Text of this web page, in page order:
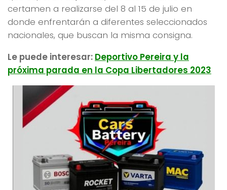
certamen a realizarse del 8 al 15 de julio en
donde enfrentarán a diferentes seleccionados
nacionales, que buscan la misma consigna.
Le puede interesar: Deportivo Pereira y la
próxima parada en la Copa Libertadores 2023